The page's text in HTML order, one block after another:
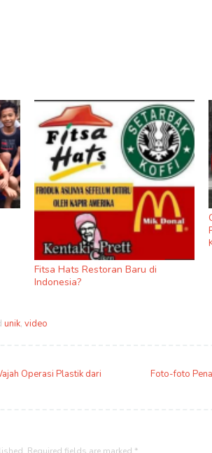
Fitsa Hats Restoran Baru di
Indonesia?
unik, video
Operasi Plastik dari
Foto-foto
Required fields are marked *